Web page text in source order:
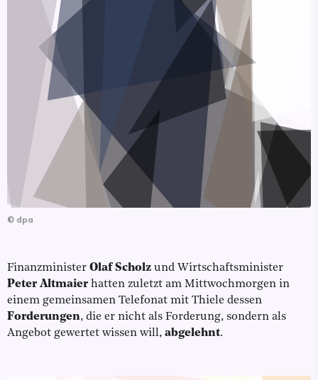
© dpa
Finanzminister Olaf Scholz und Wirtschaftsminister
Peter Altmaierhatten zuletzt am Mittwochmorgen in
einem gemeinsamen Telefonat mit Thiele dessen
Forderungen, die er nicht als Forderung, sondern als
Angebot gewertet wissen will, abgelehnt.